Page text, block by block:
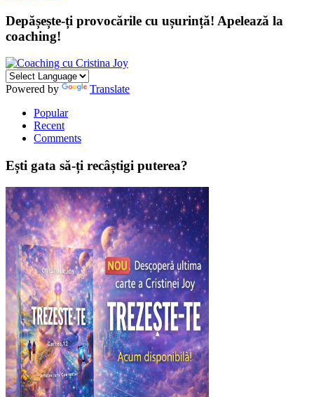
Depășește-ți provocările cu ușurință! Apelează la
coaching!
Powered by
Translate
Popular
Recent
Comments
Ești gata să-ți recâștigi puterea?